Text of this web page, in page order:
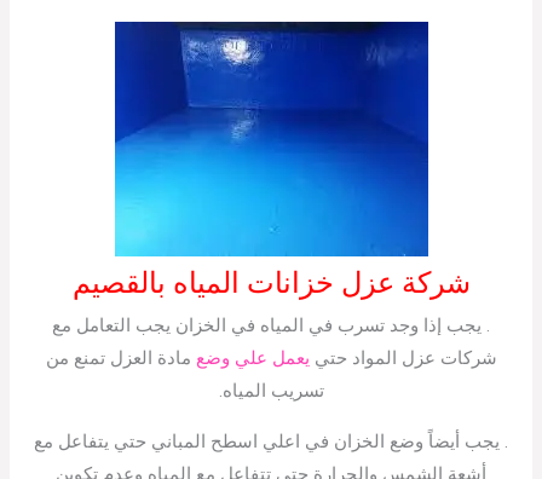
شركة عزل خزانات المياه بالقصيم
. يجب إذا وجد تسرب في المياه في الخزان يجب التعامل مع
شركات عزل المواد حتي يعمل علي وضع مادة العزل تمنع من
تسريب المياه.
. يجب أيضاً وضع الخزان في اعلي اسطح المباني حتي يتفاعل مع
أشعة الشمس والحرارة حتي تتفاعل مع المياه وعدم تكوين